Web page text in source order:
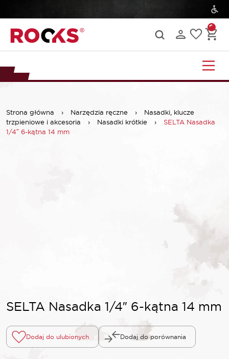
Strona główna › Narzędzia ręczne ›
Nasadki, klucze
trzpieniowe i akcesoria
› Nasadki krótkie ›
SELTA Nasadka
1/4″ 6-kątna 14 mm
SELTA Nasadka 1/4″ 6-kątna 14 mm
Dodaj do ulubionych Dodaj do porównania